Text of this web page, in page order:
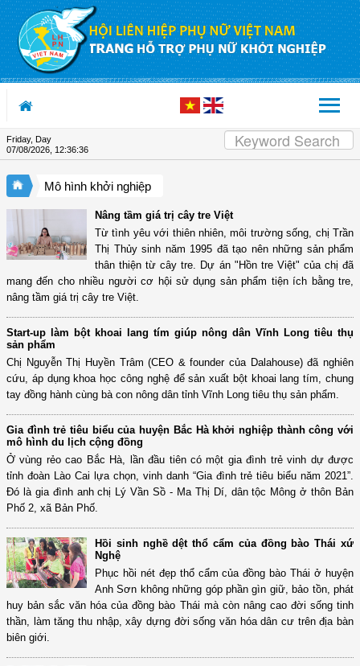
Skip to Content
Friday, Day
07/08/2026 12:36:37
Mô hình khởi nghiệp
Nâng tầm giá trị cây tre Việt
Từ tình yêu với thiên nhiên, môi trường sống, chị Trần
Thị Thủy sinh năm 1995 đã tạo nên những sản phẩm
thân thiện từ cây tre. Dự án "Hồn tre Việt" của chị đã
mang đến cho nhiều người cơ hội sử dụng sản phẩm tiện ích bằng tre,
nâng tầm giá trị cây tre Việt.
Start-up làm bột khoai lang tím giúp nông dân Vĩnh Long tiêu thụ
sản phẩm
Chị Nguyễn Thị Huyền Trâm (CEO & founder của Dalahouse) đã nghiên
cứu, áp dụng khoa học công nghệ để sản xuất bột khoai lang tím, chung
tay đồng hành cùng bà con nông dân tỉnh Vĩnh Long tiêu thụ sản phẩm.
Gia đình trẻ tiêu biểu của huyện Bắc Hà khởi nghiệp thành công với
mô hình du lịch cộng đồng
Ở vùng rẻo cao Bắc Hà, lần đầu tiên có một gia đình trẻ vinh dự được
tỉnh đoàn Lào Cai lựa chọn, vinh danh “Gia đình trẻ tiêu biểu năm 2021”.
Đó là gia đình anh chị Lý Vần Sồ - Ma Thị Dí, dân tộc Mông ở thôn Bản
Phố 2, xã Bản Phố.
Hồi sinh nghề dệt thổ cẩm của đồng bào Thái xứ
Nghệ
Phục hồi nét đẹp thổ cẩm của đồng bào Thái ở huyện
Anh Sơn không những góp phần gìn giữ, bảo tồn, phát
huy bản sắc văn hóa của đồng bào Thái mà còn nâng cao đời sống tinh
thần, làm tăng thu nhập, xây dựng đời sống văn hóa dân cư trên địa bàn
biên giới.